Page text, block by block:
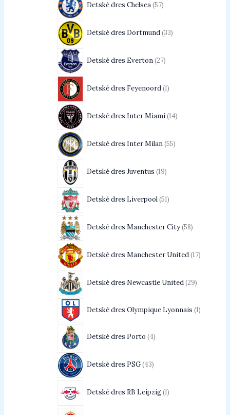
Detské dres Chelsea 57
Detské dres Dortmund 33
Detské dres Everton 27
Detské dres Feyenoord 1
Detské dres Inter Miami 14
Detské dres Inter Milan 55
Detské dres Juventus 19
Detské dres Liverpool 51
Detské dres Manchester City 58
Detské dres Manchester United 17
Detské dres Newcastle United 29
Detské dres Olympique Lyonnais 1
Detské dres Porto 4
Detské dres PSG 43
Detské dres RB Leipzig 1